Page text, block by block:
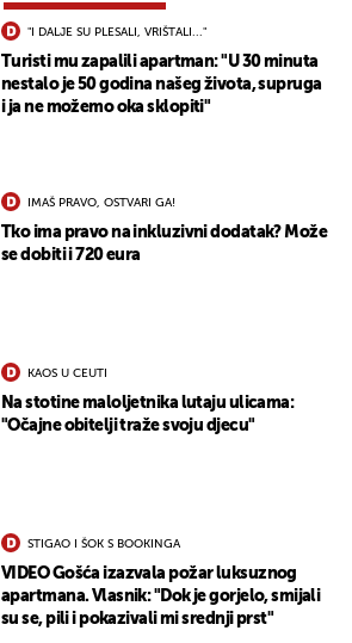
"I DALJE SU PLESALI, VRIŠTALI..."
Turisti mu zapalili apartman: "U 30 minuta
nestalo je 50 godina našeg života, supruga
i ja ne možemo oka sklopiti"
IMAŠ PRAVO, OSTVARI GA!
Tko ima pravo na inkluzivni dodatak? Može
se dobiti i 720 eura
KAOS U CEUTI
Na stotine maloljetnika lutaju ulicama:
"Očajne obitelji traže svoju djecu"
STIGAO I ŠOK S BOOKINGA
VIDEO Gošća izazvala požar luksuznog
apartmana. Vlasnik: "Dok je gorjelo, smijali
su se, pili i pokazivali mi srednji prst"